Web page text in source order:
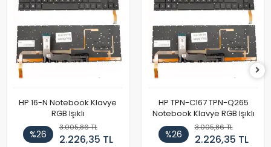
HP 16-N Notebook Klavye
RGB Işıklı
%26
3.005,86 TL
2.226,35 TL
HP TPN-C167 TPN-Q265
Notebook Klavye RGB Işıklı
%26
3.005,86 TL
2.226,35 TL